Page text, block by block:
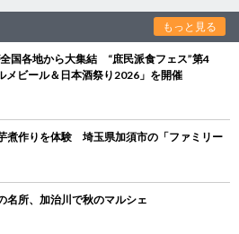
もっと見る
国各地から大集結 “庶民派食フェス”第4
メビール＆日本酒祭り2026」を開催
煮作りを体験 埼玉県加須市の「ファミリー
名所、加治川で秋のマルシェ